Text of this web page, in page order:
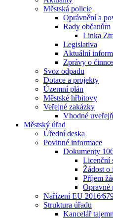
Městská policie
Oprávnění a
Rady občanům
Linka
Legislativa
Aktuální
Zprávy o
Svoz odpadu
Dotace a projekty
Územní plán
Městské hřbitovy
Veřejné zakázky
Vhodné
Městský úřad
Úřední deska
Povinné informace
Dokumenty
Licenční
Žádost o
Příjem
Opravné
Nařízení EU
Struktura úřadu
Kancelář